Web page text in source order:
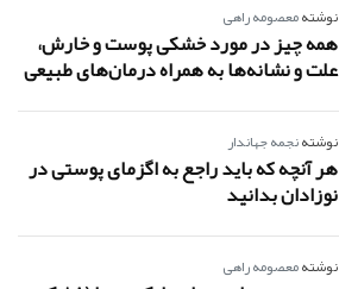
نوشتهمعصومه راهی
همه چیز در مورد خشکی پوست و خارش،
علت و نشانه‌ها به همراه درمان‌های طبیعی
نوشتهنجمه جهاندار
هر آنچه که باید راجع به اگزمای پوستی در
نوزادان بدانید
نوشتهمعصومه راهی